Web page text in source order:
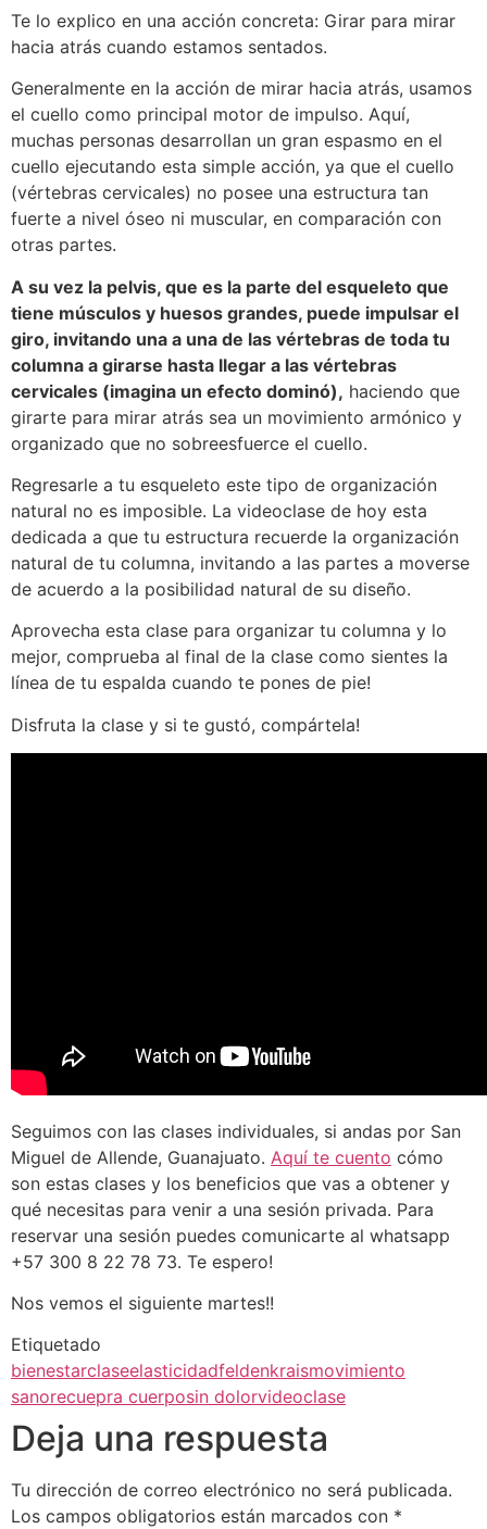
Te lo explico en una acción concreta: Girar para mirar
hacia atrás cuando estamos sentados.
Generalmente en la acción de mirar hacia atrás, usamos
el cuello como principal motor de impulso. Aquí,
muchas personas desarrollan un gran espasmo en el
cuello ejecutando esta simple acción, ya que el cuello
(vértebras cervicales) no posee una estructura tan
fuerte a nivel óseo ni muscular, en comparación con
otras partes.
A su vez la pelvis, que es la parte del esqueleto que
tiene músculos y huesos grandes, puede impulsar el
giro, invitando una a una de las vértebras de toda tu
columna a girarse hasta llegar a las vértebras
cervicales (imagina un efecto dominó), haciendo que
girarte para mirar atrás sea un movimiento armónico y
organizado que no sobreesfuerce el cuello.
Regresarle a tu esqueleto este tipo de organización
natural no es imposible. La videoclase de hoy esta
dedicada a que tu estructura recuerde la organización
natural de tu columna, invitando a las partes a moverse
de acuerdo a la posibilidad natural de su diseño.
Aprovecha esta clase para organizar tu columna y lo
mejor, comprueba al final de la clase como sientes la
línea de tu espalda cuando te pones de pie!
Disfruta la clase y si te gustó, compártela!
Seguimos con las clases individuales, si andas por San
Miguel de Allende, Guanajuato. Aquí te cuento cómo
son estas clases y los beneficios que vas a obtener y
qué necesitas para venir a una sesión privada. Para
reservar una sesión puedes comunicarte al whatsapp
+57 300 8 22 78 73. Te espero!
Nos vemos el siguiente martes!!
Etiquetado
bienestarclaseelasticidadfeldenkraismovimiento
sanorecuepra cuerposin dolorvideoclase
Deja una respuesta
Tu dirección de correo electrónico no será publicada.
Los campos obligatorios están marcados con *